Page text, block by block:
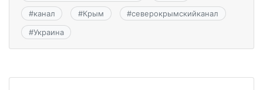
#канал #Крым #северокрымскийканал
#Украина